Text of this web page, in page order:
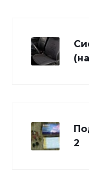
2